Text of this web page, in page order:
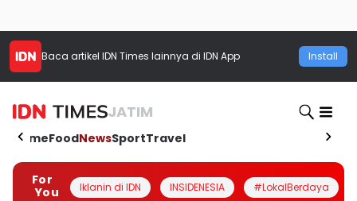
Baca artikel IDN Times lainnya di IDN App Install
JATIM
HomeFoodNewsSportTravel
For
You
Iklanin di IDN INSIDENESIA #LokalBerdaya